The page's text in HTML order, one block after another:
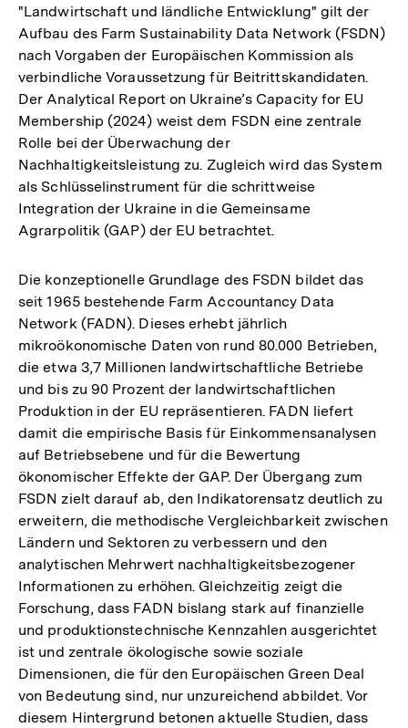
"Landwirtschaft und ländliche Entwicklung" gilt der
Aufbau des Farm Sustainability Data Network (FSDN)
nach Vorgaben der Europäischen Kommission als
verbindliche Voraussetzung für Beitrittskandidaten.
Der Analytical Report on Ukraine’s Capacity for EU
Membership (2024) weist dem FSDN eine zentrale
Rolle bei der Überwachung der
Nachhaltigkeitsleistung zu. Zugleich wird das System
als Schlüsselinstrument für die schrittweise
Integration der Ukraine in die Gemeinsame
Agrarpolitik (GAP) der EU betrachtet.
Die konzeptionelle Grundlage des FSDN bildet das
seit 1965 bestehende Farm Accountancy Data
Network (FADN). Dieses erhebt jährlich
mikroökonomische Daten von rund 80.000 Betrieben,
die etwa 3,7 Millionen landwirtschaftliche Betriebe
und bis zu 90 Prozent der landwirtschaftlichen
Produktion in der EU repräsentieren. FADN liefert
damit die empirische Basis für Einkommensanalysen
auf Betriebsebene und für die Bewertung
ökonomischer Effekte der GAP. Der Übergang zum
FSDN zielt darauf ab, den Indikatorensatz deutlich zu
erweitern, die methodische Vergleichbarkeit zwischen
Ländern und Sektoren zu verbessern und den
analytischen Mehrwert nachhaltigkeitsbezogener
Informationen zu erhöhen. Gleichzeitig zeigt die
Forschung, dass FADN bislang stark auf finanzielle
und produktionstechnische Kennzahlen ausgerichtet
ist und zentrale ökologische sowie soziale
Dimensionen, die für den Europäischen Green Deal
von Bedeutung sind, nur unzureichend abbildet. Vor
diesem Hintergrund betonen aktuelle Studien, dass